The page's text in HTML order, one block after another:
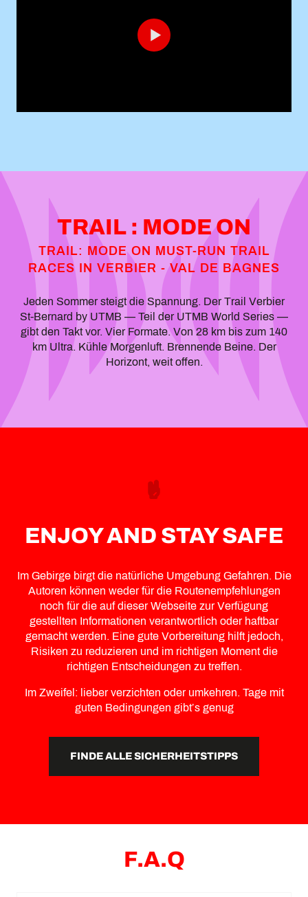
TRAIL : MODE ON
TRAIL: MODE ON MUST-RUN TRAIL
RACES IN VERBIER - VAL DE BAGNES
Jeden Sommer steigt die Spannung. Der Trail Verbier
St-Bernard by UTMB — Teil der UTMB World Series —
gibt den Takt vor. Vier Formate. Von 28 km bis zum 140
km Ultra. Kühle Morgenluft. Brennende Beine. Der
Horizont, weit offen.
ENJOY AND STAY SAFE
Im Gebirge birgt die natürliche Umgebung Gefahren. Die
Autoren können weder für die Routenempfehlungen
noch für die auf dieser Webseite zur Verfügung
gestellten Informationen verantwortlich oder haftbar
gemacht werden. Eine gute Vorbereitung hilft jedoch,
Risiken zu reduzieren und im richtigen Moment die
richtigen Entscheidungen zu treffen.
Im Zweifel: lieber verzichten oder umkehren. Tage mit
guten Bedingungen gibt’s genug
FINDE ALLE SICHERHEITSTIPPS
F.A.Q